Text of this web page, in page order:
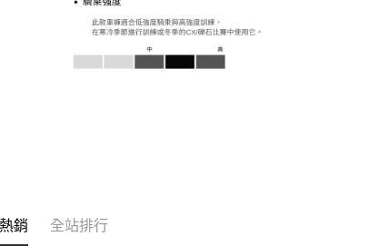
銷 全站排行